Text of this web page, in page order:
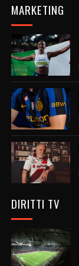
MARKETING
DIRITTI TV